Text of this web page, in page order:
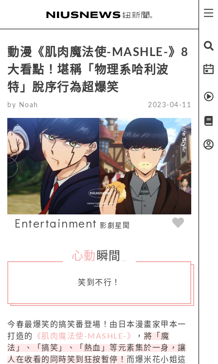
動漫《肌肉魔法使-MASHLE-》8
大看點！堪稱「物理系哈利波
特」脫序行為超爆笑
by Noah 2023-04-11
Entertainment 影劇星聞
心動 瞬間
笑到不行！
今春最爆笑的搞笑番登場！由日本漫畫家甲本一
打造的
《肌肉魔法使-MASHLE-》 ， 將「魔
法」、「搞笑」、「熱血」等元素集於一身，讓
人在收看的同時笑到狂按暫停！ 而爆米花小姐這